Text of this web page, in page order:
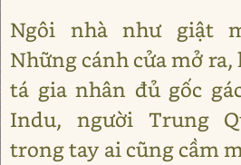
Ngôi nhà như giật
Những cánh cửa mở
tá gia nhân đủ gốc
Indu, người Trung
trong tay ai cũng cầm